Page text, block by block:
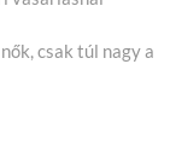
csak túl nagy a